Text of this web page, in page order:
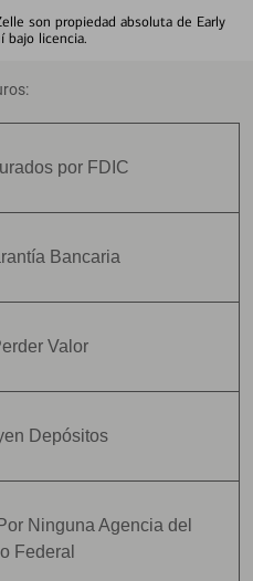
son propiedad absoluta de Early
bajo licencia.
por FDIC
Bancaria
Valor
Depósitos
Ninguna Agencia del
Federal